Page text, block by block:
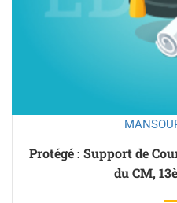
Protégé : Support de
du CM,